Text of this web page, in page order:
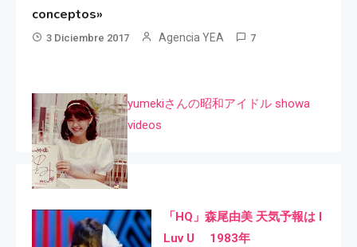
conceptos»
3 Diciembre 2017 Agencia YEA 7
yumekiさんの昭和アイドル showa
videos
「HQ」森尾由美 天気予報は I
Luv U 1983年